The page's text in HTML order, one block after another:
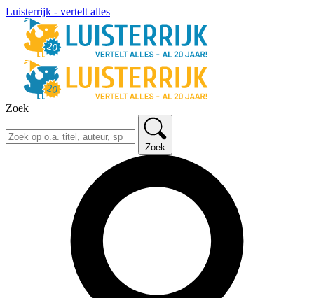
Luisterrijk - vertelt alles
Zoek
Zoek